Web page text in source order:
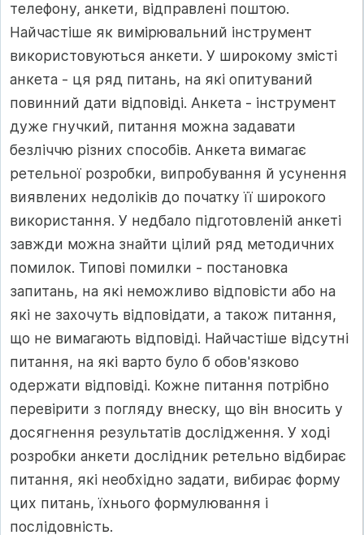
телефону, анкети, відправлені поштою.
Найчастіше як вимірювальний інструмент
використовуються анкети. У широкому змісті
анкета - ця ряд питань, на які опитуваний
повинний дати відповіді. Анкета - інструмент
дуже гнучкий, питання можна задавати
безліччю різних способів. Анкета вимагає
ретельної розробки, випробування й усунення
виявлених недоліків до початку її широкого
використання. У недбало підготовленій анкеті
завжди можна знайти цілий ряд методичних
помилок. Типові помилки - постановка
запитань, на які неможливо відповісти або на
які не захочуть відповідати, а також питання,
що не вимагають відповіді. Найчастіше відсутні
питання, на які варто було б обов'язково
одержати відповіді. Кожне питання потрібно
перевірити з погляду внеску, що він вносить у
досягнення результатів дослідження. У ході
розробки анкети дослідник ретельно відбирає
питання, які необхідно задати, вибирає форму
цих питань, їхнього формулювання і
послідовність.